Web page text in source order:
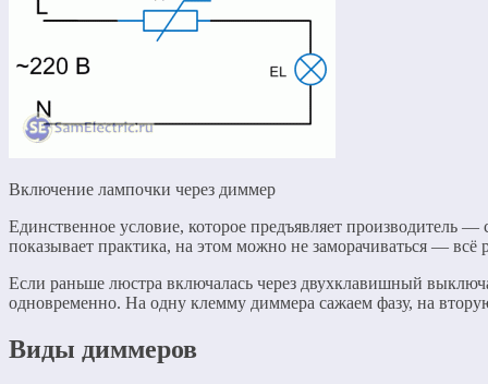
Включение лампочки через диммер
Единственное условие, которое предъявляет производитель
показывает практика, на этом можно не заморачиваться —
Если раньше люстра включалась через двухклавишный
одновременно. На одну клемму диммера сажаем фазу, на
Виды диммеров